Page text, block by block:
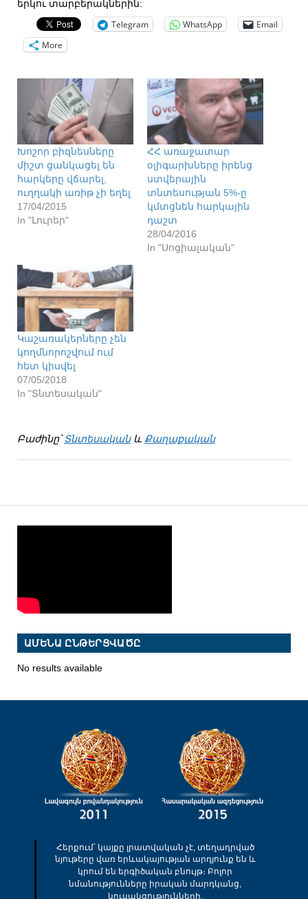
երկու տարբերակներին:
Telegram WhatsApp
Email
More
Խոշոր բիզնեսները
միշտ ցանկացել են
հարկերը վճարել,
ուղղակի առիթ չի եղել
17/04/2015
In "Լուրեր"
ՀՀ առաջատար
օլիգարխները իրենց
ստվերային
տնտեսության 5%-ը
կմտցնեն հարկային
դաշտ
28/04/2016
In "Սոցիալական"
Կաշառակերները չեն
կողմնորոշվում ում
հետ կիսվել
07/05/2018
In "Տնտեսական"
Բաժինը՝Տնտեսականև Քաղաքական
ԱՄԵՆԱ ԸՆԹԵՐՑՎԱԾԸ
No results available
Հերքում՝ կայքը լրատվական չէ, տեղադրված
նյութերը վառ երևակայության արդյունք են և
կրում են երգիծական բնույթ։ Բոլոր
նմանությունները իրական մարդկանց,
կուսակցությունների,